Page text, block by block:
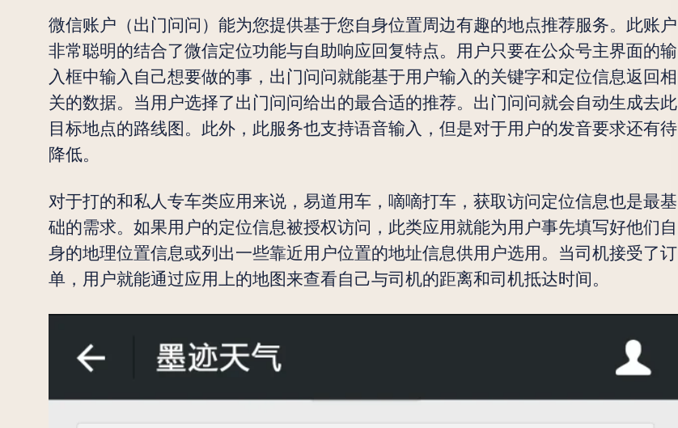
微信账户（出门问问）能为您提供基于您自身位置周边有趣的地点推荐服务。此账户
非常聪明的结合了微信定位功能与自助响应回复特点。用户只要在公众号主界面的输
入框中输入自己想要做的事，出门问问就能基于用户输入的关键字和定位信息返回相
关的数据。当用户选择了出门问问给出的最合适的推荐。出门问问就会自动生成去此
目标地点的路线图。此外，此服务也支持语音输入，但是对于用户的发音要求还有待
降低。
对于打的和私人专车类应用来说，易道用车，嘀嘀打车，获取访问定位信息也是最基
础的需求。如果用户的定位信息被授权访问，此类应用就能为用户事先填写好他们自
身的地理位置信息或列出一些靠近用户位置的地址信息供用户选用。当司机接受了订
单，用户就能通过应用上的地图来查看自己与司机的距离和司机抵达时间。